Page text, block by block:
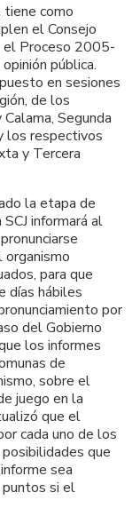
tiene como
el Consejo
el Proceso 2005-
pública.
en sesiones
de los
Segunda
los respectivos
y Tercera
la etapa de
informará al
para que
días hábiles
por
del Gobierno
los informes
de
sobre el
juego en la
que el
cada uno de los
que
sea
si el